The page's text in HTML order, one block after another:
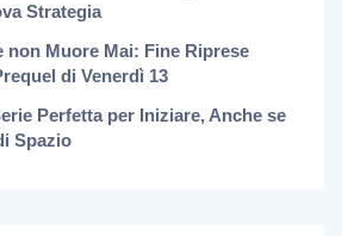
Strategia
non Muore Mai: Fine Riprese
di Venerdì 13
Perfetta per Iniziare, Anche se
Spazio